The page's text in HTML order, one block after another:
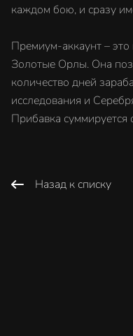
каждом бою, и сразу
Премиум-аккаунт – это
Золотые Орлы. Она
количество дней
исследования и
Прибавка
Назад к списку